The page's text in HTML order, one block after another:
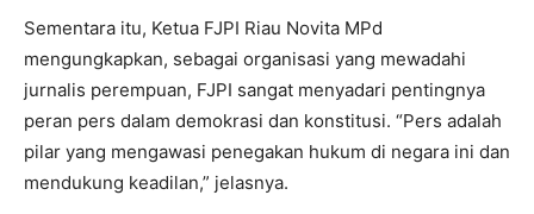
Sementara itu, Ketua FJPI Riau Novita MPd
mengungkapkan, sebagai organisasi yang mewadahi
jurnalis perempuan, FJPI sangat menyadari pentingnya
peran pers dalam demokrasi dan konstitusi. “Pers adalah
pilar yang mengawasi penegakan hukum di negara ini dan
mendukung keadilan,” jelasnya.